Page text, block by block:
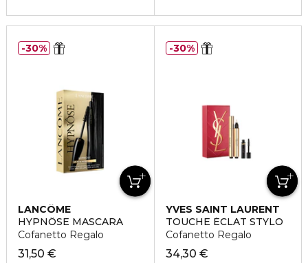
LANCÔME
HYPNÔSE MASCARA
Cofanetto Regalo
31,50 €
30%
YVES SAINT LAURENT
TOUCHE ÉCLAT STYLO
Cofanetto Regalo
34,30 €
30%